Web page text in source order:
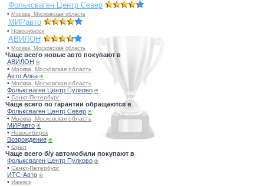
Фольксваген Центр Север
• Москва, Московская область
МИРавто
• Новосибирск
АВИЛОН
• Москва, Московская область
Чаще всего новые авто покупают в
АВИЛОН ⍟
• Москва, Московская область
Авто Алеа ⍟
• Москва, Московская область
Фольксваген Центр Пулково ⍟
• Санкт-Петербург
Чаще всего по гарантии обращаются в
Фольксваген Центр Север ⍟
• Москва, Московская область
МИРавто ⍟
• Новосибирск
Возрождение ⍟
• Орел
Чаще всего б/у автомобили покупают в
Фольксваген Центр Пулково ⍟
• Санкт-Петербург
ИТС-Авто ⍟
• Ижевск